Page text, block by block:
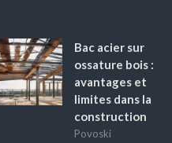
Bac acier sur
ossature bois :
avantages et
limites dans la
construction
Povoski